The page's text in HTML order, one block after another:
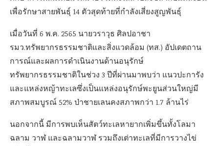
เพื่อรักษาสายพันธุ์ 14 ตัวสุดท้ายที่กำลังเสี่ยงสูญพันธุ์
เมื่อวันที่ 6 พ.ค. 2565 นายวราวุธ ศิลปอาชา
รมว.ทรัพยากรธรรมชาติและสิ่งแวดล้อม (ทส.) อัปเดตถาน
การณ์และผลการดำเนินงานด้านอนุรักษ์
ทรัพยากรธรรมชาติในช่วง 3 ปีที่ผ่านมาพบว่า แนวปะการัง
และแหล่งหญ้าทะเลซึ่งเป็นแหล่งอนุรักษ์พะยูนส่วนใหญ่มี
สภาพสมบูรณ์ 52% ป่าชายเลนคงสภาพกว่า 1.7 ล้านไร่
นอกจากนี้ มีการพบเห็นสัตว์ทะเลหายากเพิ่มขึ้นทั้งโลมา
ฉลาม วาฬ และฉลามวาฬ รวมถึงเต่าทะเลที่มีการวางไข่